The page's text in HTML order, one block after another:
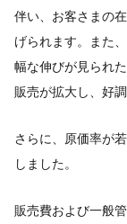
伴い、お客さまの
げられます。また
幅な伸びが見られ
販売が拡大し、好
さらに、原価率が
しました。
販売費および一般